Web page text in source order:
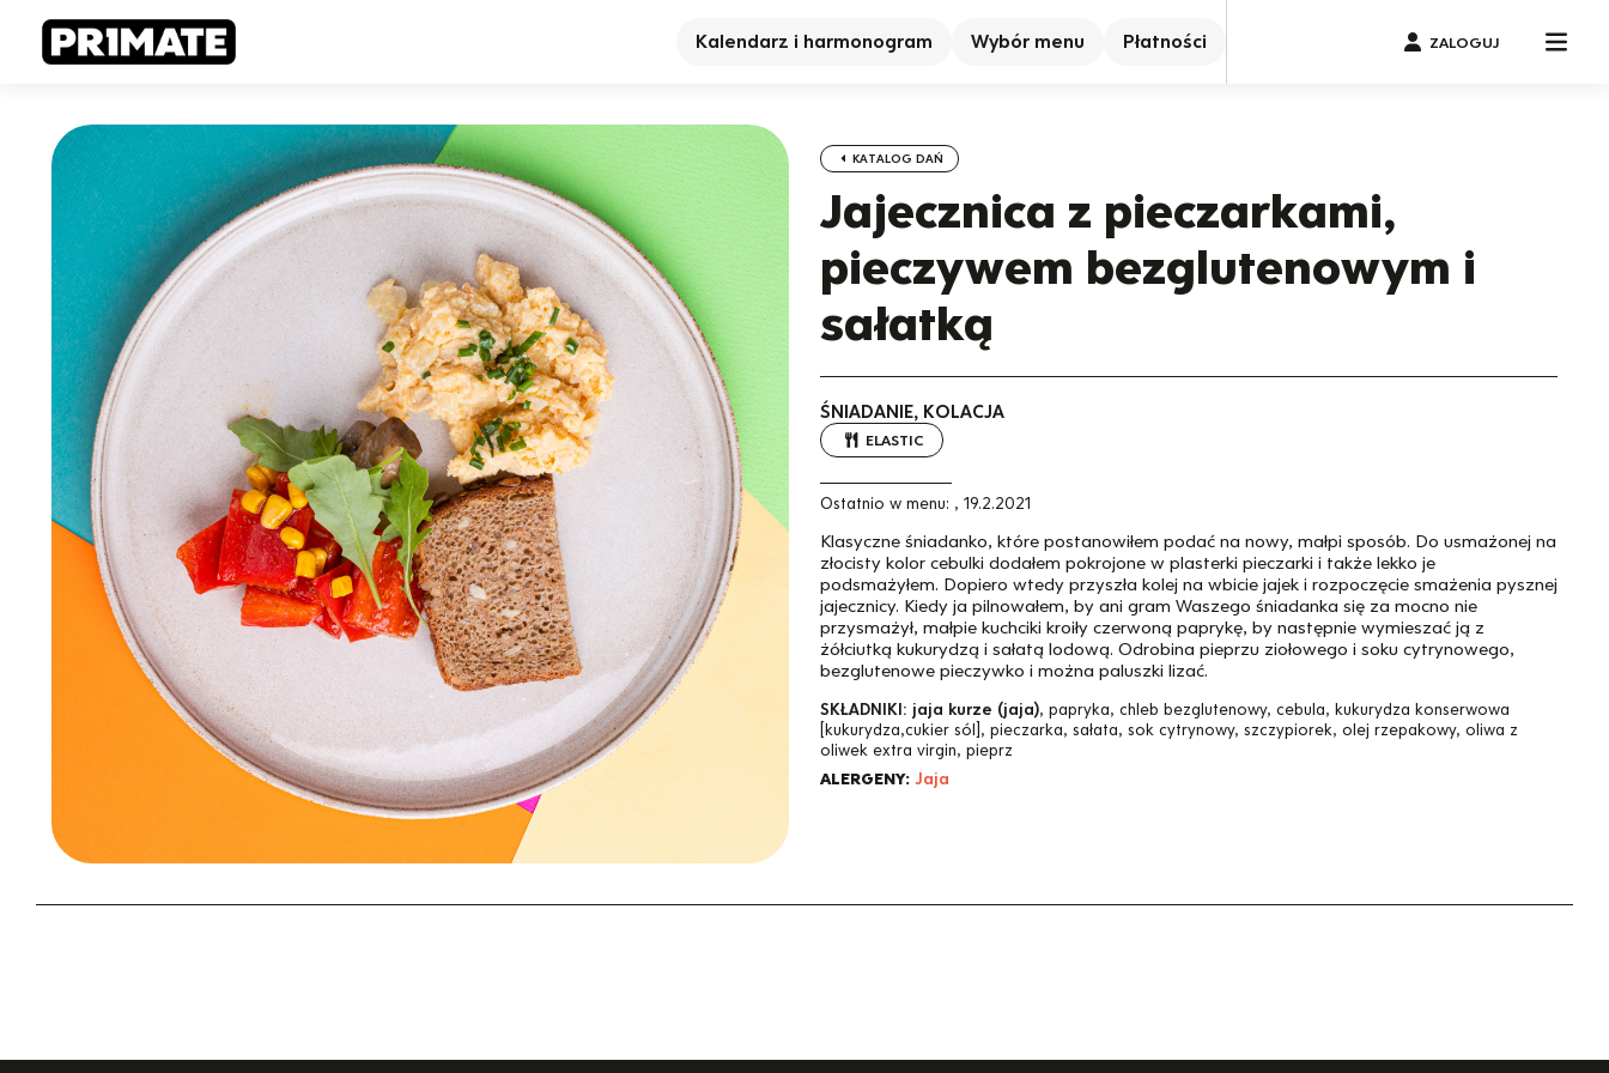
Kalendarz i harmonogram Wybór menu Płatności ZALOGUJ
KATALOG DAŃ
Jajecznica z pieczarkami,
pieczywem bezglutenowym i
sałatką
ŚNIADANIE, KOLACJA
ELASTIC
Ostatnio w menu: , 19.2.2021
Klasyczne śniadanko, które postanowiłem podać na nowy, małpi sposób. Do usmażonej na
złocisty kolor cebulki dodałem pokrojone w plasterki pieczarki i także lekko je
podsmażyłem. Dopiero wtedy przyszła kolej na wbicie jajek i rozpoczęcie smażenia pysznej
jajecznicy. Kiedy ja pilnowałem, by ani gram Waszego śniadanka się za mocno nie
przysmażył, małpie kuchciki kroiły czerwoną paprykę, by następnie wymieszać ją z
żółciutką kukurydzą i sałatą lodową. Odrobina pieprzu ziołowego i soku cytrynowego,
bezglutenowe pieczywko i można paluszki lizać.
SKŁADNIKI: jaja kurze (jaja), papryka, chleb bezglutenowy, cebula, kukurydza konserwowa
[kukurydza,cukier sól], pieczarka, sałata, sok cytrynowy, szczypiorek, olej rzepakowy, oliwa z
oliwek extra virgin, pieprz
ALERGENY: Jaja